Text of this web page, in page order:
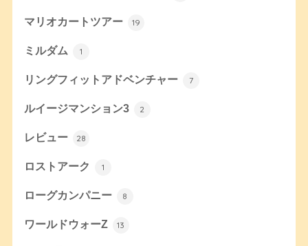
マリオカートツアー 19
ミルダム 1
リングフィットアドベンチャー 7
ルイージマンション3 2
レビュー 28
ロストアーク 1
ローグカンパニー 8
ワールドウォーZ 13